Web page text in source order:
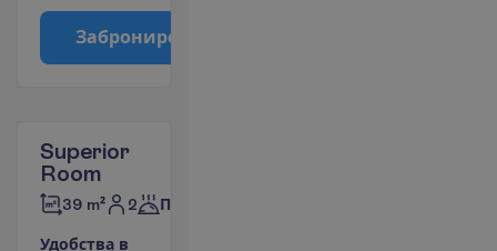
Заброниро
Superior
Room
39 m² 2 Полупансион
Удобства в